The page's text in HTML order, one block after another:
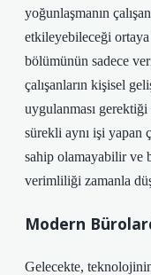
yoğunlaşmanın
etkileyebileceği
bölümünün sadece
çalışanların kişisel
uygulanması
sürekli aynı işi yapan
sahip olamayabilir ve
verimliliği zamanla
Modern
Gelecekte,